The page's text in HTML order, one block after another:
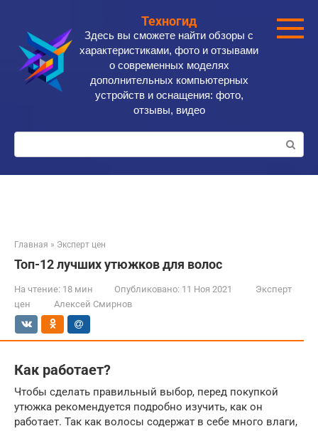
контенту
Техногид
Здесь вы сможете найти обзоры с
характеристиками, фото и отзывами
о современных моделях
дополнительных компьютерных
устройств и оснащения: фото,
отзывы, видео
Поиск:
Главная » Эксперт цен
Топ-12 лучших утюжков для волос
На чтение: 18 мин Опубликовано: 11 Ноя 2021
Эксперт
цен
Алексей Смирнов
Как работает?
Чтобы сделать правильный выбор, перед покупкой
утюжка рекомендуется подробно изучить, как он
работает. Так как волосы содержат в себе много влаги,